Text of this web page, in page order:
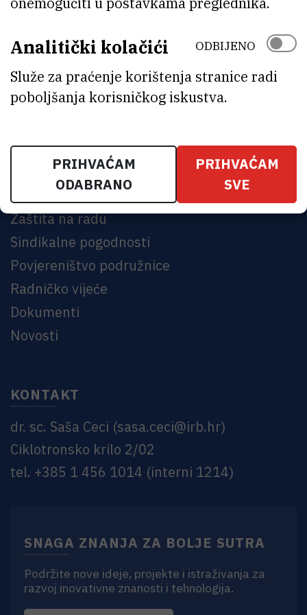
BRZE POVEZNICE
Sindikalna pomoć
Zaštita na radu
Sindikalne pogodnosti
Povjereništvo podružnice
Radničko vijeće
Dokumenti
Novosti
KONTAKT
dr. sc. Saša Ceci (sasa.ceci@irb.hr)
Ciklotronsko krilo 2/02
tel. +385 1 456 1014 (interni 1214)
SNAGA ZNANJA ZA BOLJE SUTRA
Podržite nove ideje, projekte i istraživanja za
razvoj inovativne znanosti i tehnologija.
Analitički kolačići
Služe za praćenje korištenja stranice radi
poboljšanja korisničkog iskustva.
ODBIJENO
PRIHVAĆAM
ODABRANO
PRIHVAĆAM
SVE